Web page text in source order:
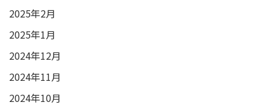
2025年2月
2025年1月
2024年12月
2024年11月
2024年10月